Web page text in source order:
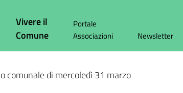
Vivere il
Comune
Portale
Associazioni
Newsletter
comunale di mercoledì 31 marzo